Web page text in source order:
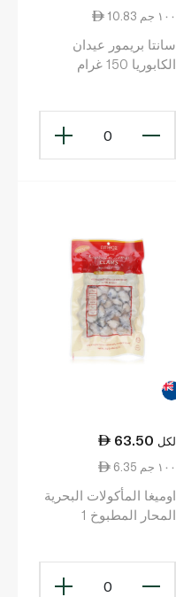
10.83 ١٠٠ جم
سانتا بريمور عيدان
الكابوريا 150 غرام
0
63.50 لكل
6.35 ١٠٠ جم
اوميغا المأكولات البحرية
المحار المطبوخ 1
0